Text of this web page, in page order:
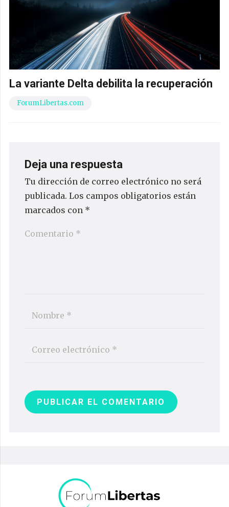
La variante Delta debilita la recuperación
ForumLibertas.com
Deja una respuesta
Tu dirección de correo electrónico no será
publicada. Los campos obligatorios están
marcados con *
PUBLICAR EL COMENTARIO